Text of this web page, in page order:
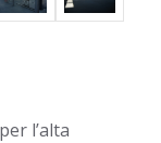
l’alta